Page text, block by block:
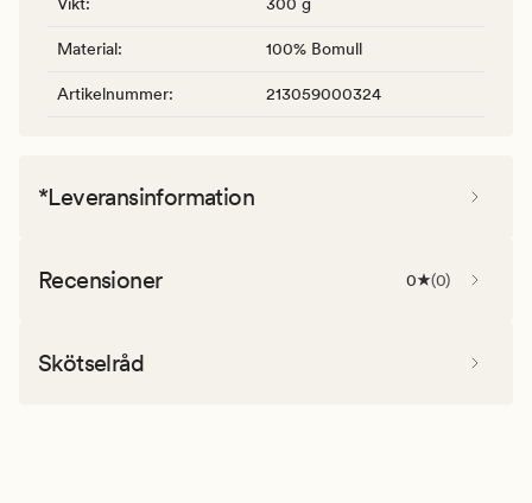
Material: 100% Bomull
Artikelnummer: 213059000324
*Leveransinformation
Recensioner 0 (0)
Skötselråd